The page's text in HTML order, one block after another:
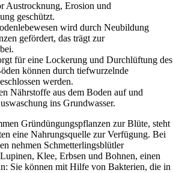
Austrocknung, Erosion und
geschützt.
wird durch Neubildung
gefördert, das trägt zur
für eine Lockerung und Durchlüftung des
können durch tiefwurzelnde
werden.
Nährstoffe aus dem Boden auf und
ins Grundwasser.
Gründüngungspflanzen zur Blüte, steht
eine Nahrungsquelle zur Verfügung. Bei
nehmen Schmetterlingsblütler
Klee, Erbsen und Bohnen, einen
Sie können mit Hilfe von Bakterien, die in